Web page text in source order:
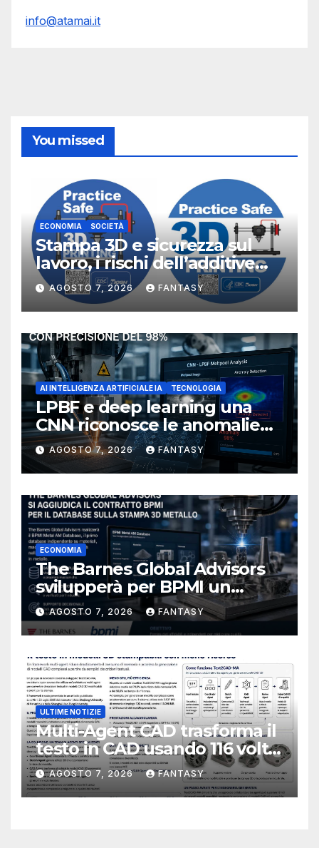
info@atamai.it
You missed
ECONOMIA SOCIETÀ
Stampa 3D e sicurezza sul
lavoro, i rischi dell’additive
manufacturing secondo
NIOSH
AGOSTO 7, 2026 FANTASY
AI INTELLIGENZA ARTIFICIALE IA TECNOLOGIA
LPBF e deep learning una
CNN riconosce le anomalie
del bagno di fusione
AGOSTO 7, 2026 FANTASY
ECONOMIA
The Barnes Global Advisors
svilupperà per BPMI un
database per la stampa 3D
metallica destinata alla filiera
navale statunitense
AGOSTO 7, 2026 FANTASY
ULTIME NOTIZIE
Multi-Agent CAD trasforma il
testo in CAD usando 116 volte
meno token
AGOSTO 7, 2026 FANTASY